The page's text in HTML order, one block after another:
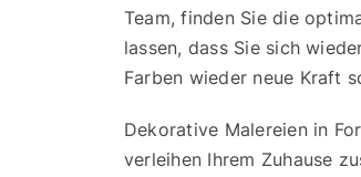
Team, finden Sie die
lassen, dass Sie sich
Farben wieder neue Kraft
Dekorative Malereien in
verleihen Ihrem Zuhause